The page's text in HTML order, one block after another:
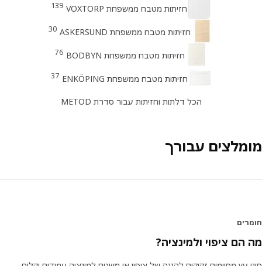
חזיתות מטבח ממשפחת VOXTORP 139
חזיתות מטבח ממשפחת ASKERSUND 30
חזיתות מטבח ממשפחת BODBYN 76
חזיתות מטבח ממשפחת ENKÖPING 37
הכל דלתות וחזיתות עבור סדרת METOD
עבורך
ציפוי ולמינציה?